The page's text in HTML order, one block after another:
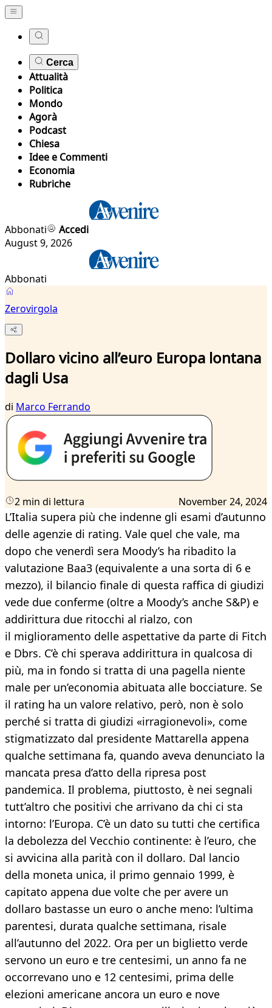
Cerca
Attualità
Politica
Mondo
Agorà
Podcast
Chiesa
Idee e Commenti
Economia
Rubriche
Abbonati
Accedi
August 9, 2026
Abbonati
Zerovirgola
Dollaro vicino all’euro Europa lontana
dagli Usa
di Marco Ferrando
2 min di lettura November 24, 2024
L’Italia supera più che indenne gli esami d’autunno
delle agenzie di rating. Vale quel che vale, ma
dopo che venerdì sera Moody’s ha ribadito la
valutazione Baa3 (equivalente a una sorta di 6 e
mezzo), il bilancio finale di questa raffica di giudizi
vede due conferme (oltre a Moody’s anche S&P) e
addirittura due ritocchi al rialzo, con
il miglioramento delle aspettative da parte di Fitch
e Dbrs. C’è chi sperava addirittura in qualcosa di
più, ma in fondo si tratta di una pagella niente
male per un’economia abituata alle bocciature. Se
il rating ha un valore relativo, però, non è solo
perché si tratta di giudizi «irragionevoli», come
stigmatizzato dal presidente Mattarella appena
qualche settimana fa, quando aveva denunciato la
mancata presa d’atto della ripresa post
pandemica. Il problema, piuttosto, è nei segnali
tutt’altro che positivi che arrivano da chi ci sta
intorno: l’Europa. C’è un dato su tutti che certifica
la debolezza del Vecchio continente: è l’euro, che
si avvicina alla parità con il dollaro. Dal lancio
della moneta unica, il primo gennaio 1999, è
capitato appena due volte che per avere un
dollaro bastasse un euro o anche meno: l’ultima
parentesi, durata qualche settimana, risale
all’autunno del 2022. Ora per un biglietto verde
servono un euro e tre centesimi, un anno fa ne
occorrevano uno e 12 centesimi, prima delle
elezioni americane ancora un euro e nove